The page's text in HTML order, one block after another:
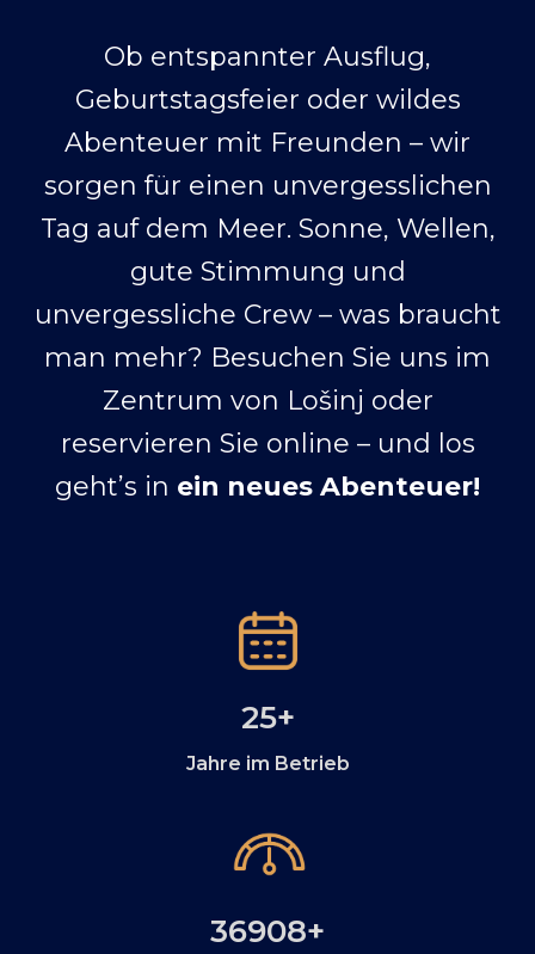
Ob entspannter Ausflug,
Geburtstagsfeier oder wildes
Abenteuer mit Freunden – wir
sorgen für einen unvergesslichen
Tag auf dem Meer. Sonne, Wellen,
gute Stimmung und
unvergessliche Crew – was braucht
man mehr? Besuchen Sie uns im
Zentrum von Lošinj oder
reservieren Sie online – und los
geht’s in ein neues Abenteuer!
25+
Jahre im Betrieb
37000+